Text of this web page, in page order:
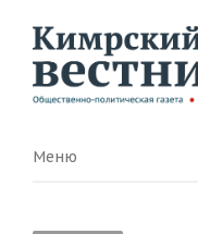
Menu
Меню